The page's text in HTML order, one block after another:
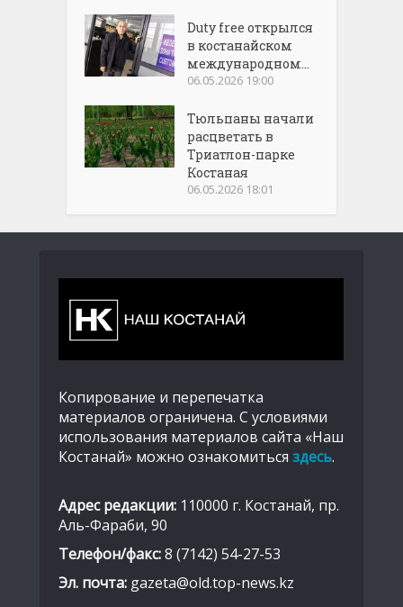
Duty free открылся
в костанайском
международном...
06.05.2026 19:00
Тюльпаны начали
расцветать в
Триатлон-парке
Костаная
06.05.2026 18:01
Копирование и перепечатка
материалов ограничена. С условиями
использования материалов сайта «Наш
Костанай» можно ознакомиться здесь.
Адрес редакции: 110000 г. Костанай, пр.
Аль-Фараби, 90
Телефон/факс:8 (7142) 54-27-53
Эл. почта: gazeta@old.top-news.kz